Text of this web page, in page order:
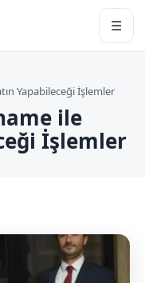
☰
Yapabileceği İşlemler
ile
İşlemler